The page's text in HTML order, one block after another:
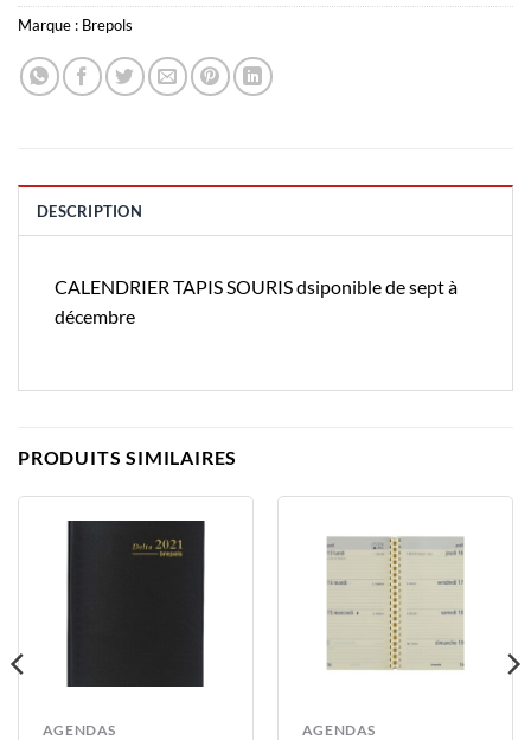
Marque : Brepols
DESCRIPTION
CALENDRIER TAPIS SOURIS dsiponible de sept à
décembre
PRODUITS SIMILAIRES
AGENDAS AGENDAS